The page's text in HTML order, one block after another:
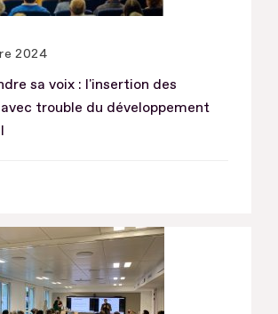
2024
sa voix : l'insertion des
trouble du développement